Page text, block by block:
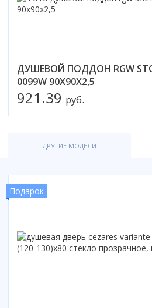
Смотреть все
С распашной дверью
Со складной дверью
С открывающейся дверью
Высота кабины
Высокие
Низкие
До 200 см
Смотреть все
Ролики
ДУШЕВОЙ ПОДДОН RGW
0099W 90Х90X2,5
921.39 руб.
ДРУГИЕ МОДЕЛИ
Подарок